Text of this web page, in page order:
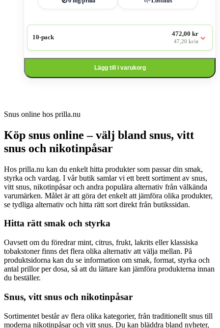
10-pack 472,00 kr
47,20 kr/st ⌄
Lägg till i varukorg
Snus online hos prilla.nu
Köp snus online – välj bland snus, vitt
snus och nikotinpåsar
Hos prilla.nu kan du enkelt hitta produkter som passar din smak,
styrka och vardag. I vår butik samlar vi ett brett sortiment av snus,
vitt snus, nikotinpåsar och andra populära alternativ från välkända
varumärken. Målet är att göra det enkelt att jämföra olika produkter,
se tydliga alternativ och hitta rätt sort direkt från butikssidan.
Hitta rätt smak och styrka
Oavsett om du föredrar mint, citrus, frukt, lakrits eller klassiska
tobakstoner finns det flera olika alternativ att välja mellan. På
produktsidorna kan du se information om smak, format, styrka och
antal prillor per dosa, så att du lättare kan jämföra produkterna innan
du beställer.
Snus, vitt snus och nikotinpåsar
Sortimentet består av flera olika kategorier, från traditionellt snus till
moderna nikotinpåsar och vitt snus. Du kan bläddra bland nyheter,